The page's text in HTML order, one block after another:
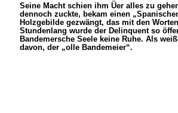
Seine Macht schien ihm Üer alles zu
dennoch zuckte, bekam einen
Holzgebilde gezwängt, das mit den
Stundenlang wurde der Delinquent so
Bandemersche Seele keine Ruhe. Als
davon, der „olle Bandemeier“.